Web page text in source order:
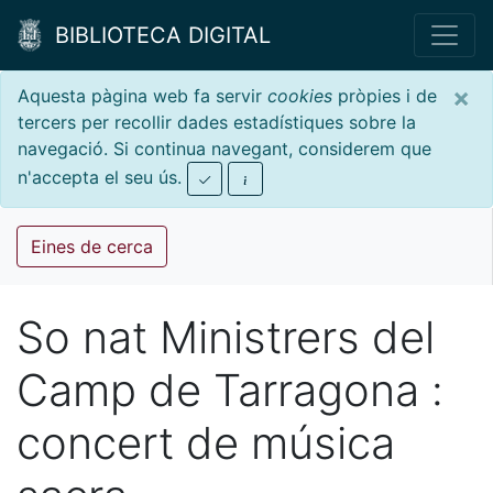
BIBLIOTECA DIGITAL
×
Aquesta pàgina web fa servir cookies pròpies i de
tercers per recollir dades estadístiques sobre la
navegació. Si continua navegant, considerem que
n'accepta el seu ús.
Eines de cerca
So nat Ministrers del
Camp de Tarragona :
concert de música